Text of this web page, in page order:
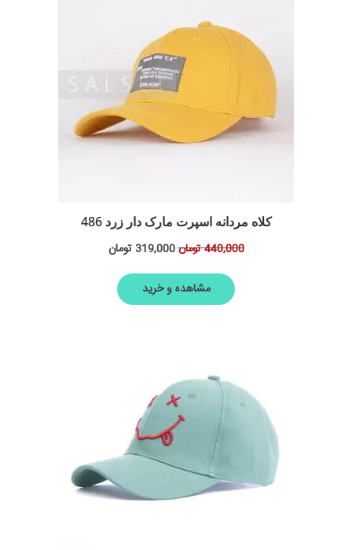
کلاه مردانه اسپرت مارک دار زرد 486
440,000تومان319,000 تومان
مشاهده و خرید